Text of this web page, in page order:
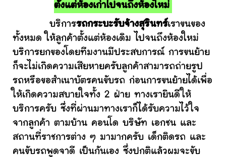
ตั้งแต่ห้องเก่าไปจนถึงห้องใหม่
บริการรถกระบะรับจ้างสุรินทร์เราขนของ
ทั้งหมด ให้ลูกค้าตั้งแต่ห้องเดิม ไปจนถึงห้องใหม่
บริการยกของโดยทีมงานมีประสบการณ์ การขนย้าย
ก็จะไม่เกิดความเสียหายครับลูกค้าสามารถถ่ายรูป
รถหรือขอสำเนาบัตรคนขับรถ ก่อนการขนย้ายได้เพื่อ
ให้เกิดความสบายใจทั้ง 2 ฝ่าย ทางเรายินดีให้
บริการครับ ซึ่งที่ผ่านมาทางเราก็ได้รับความไว้ใจ
จากลูกค้า ตามบ้าน คอนโด บริษัท เอกชน และ
สถานที่ราชการต่าง ๆ มามากครับ เด็กติดรถ และ
คนขับรถพูดจาดี เป็นกันเอง ซึ่งปกติแล้วผมจะขับ